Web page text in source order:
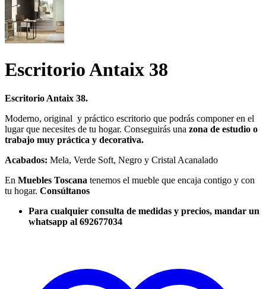
Escritorio Antaix 38
Escritorio Antaix 38.
Moderno, original y práctico escritorio que podrás componer en el
lugar que necesites de tu hogar. Conseguirás una zona de estudio o
trabajo muy práctica y decorativa.
Acabados: Mela, Verde Soft, Negro y Cristal Acanalado
En Muebles Toscana tenemos el mueble que encaja contigo y con
tu hogar. Consúltanos
Para cualquier consulta de medidas y precios, mandar un
whatsapp al 692677034